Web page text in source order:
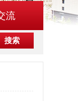
流